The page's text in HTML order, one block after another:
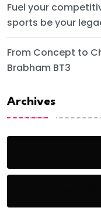
Fuel your
sports be your
From Concept to
Brabham BT3
Archives